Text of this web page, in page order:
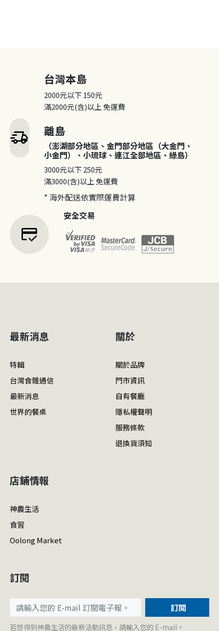
delivery_truck_speed
台灣本島
2000元以下150元
滿2000元(含)以上免運費
離島
（澎湖部分地區、金門部分地區（大金門、
小金門）、小琉球、連江全部地區、綠島）
3000元以下250元
滿3000(含)以上免運費
* 海外配送依實際運費計算
credit_score
安全交易
最新消息
特輯
台灣食雜通信
最新消息
世界的餐桌
關於
關於品牌
門市資訊
自有餐廳
隱私權聲明
服務條款
退換貨須知
店鋪情報
神農生活
食習
Oolong Market
訂閱
訂閱
若想得到神農生活的最新活動訊息，請輸入您的 E-mail。